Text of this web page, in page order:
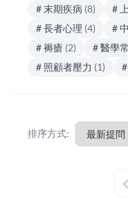
# 末期疾病 (8) #
# 長者心理 (4) #
# 褥瘡 (2) # 醫學
# 照顧者壓力 (1)
排序方式: